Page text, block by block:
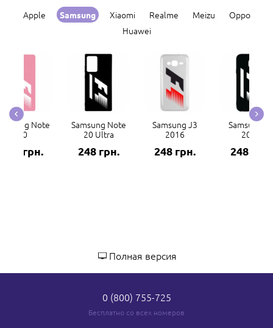
Apple Samsung Xiaomi Realme Meizu
Oppo
Huawei
Note
20
248 грн.
Samsung Note
20 Ultra
248 грн.
Samsung J3
2016
248 грн.
Samsung J3
2017
248 грн.
Полная версия
0 (800) 755-725
Бесплатно со всех номеров